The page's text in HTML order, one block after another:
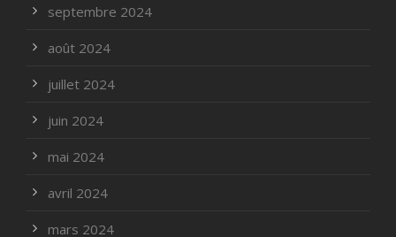
septembre 2024
août 2024
juillet 2024
juin 2024
mai 2024
avril 2024
mars 2024